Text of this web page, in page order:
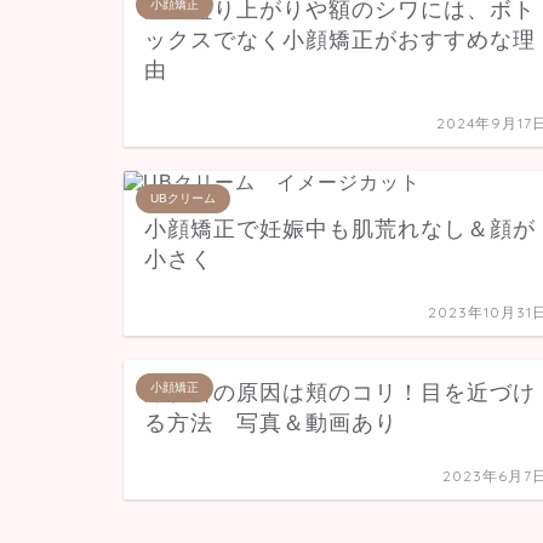
小顔矯正
眉の盛り上がりや額のシワには、ボト
ックスでなく小顔矯正がおすすめな理
由
2024年9月17
UBクリーム
小顔矯正で妊娠中も肌荒れなし＆顔が
小さく
2023年10月31
小顔矯正
離れ目の原因は頬のコリ！目を近づけ
る方法 写真＆動画あり
2023年6月7